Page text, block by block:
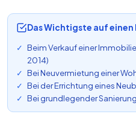
Das Wichtigste auf einen
Beim Verkauf einer
2014)
Bei Neuvermietung einer
Bei der Errichtung eines
Bei grundlegender